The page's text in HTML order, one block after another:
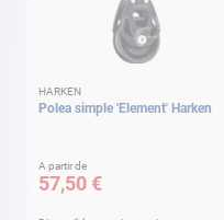
HARKEN
Polea simple 'Element' Harken
A partir de
57,50 €